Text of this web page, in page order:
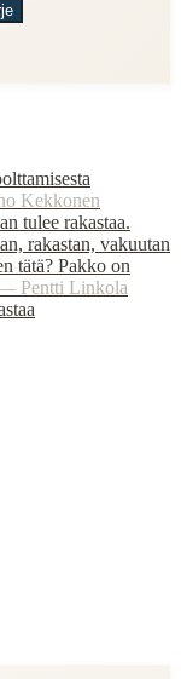
Kekkonen
tulee rakastaa.
rakastan, vakuutan
tätä? Pakko on
Pentti Linkola